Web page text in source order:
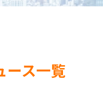
ース一覧